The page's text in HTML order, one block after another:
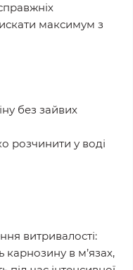
максимум з
без зайвих
розчинити у воді
витривалості:
карнозину в м’язах,